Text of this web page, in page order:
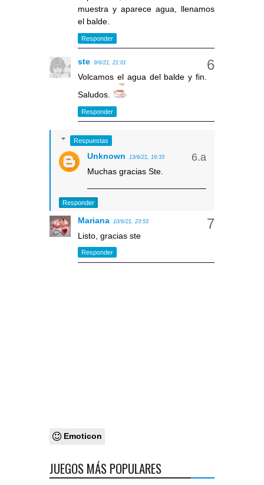
muestra y aparece agua, llenamos
el balde.
Responder
ste 9/6/21, 21:01
Volcamos el agua del balde y fin.
Saludos.
Responder
Respuestas
Unknown 13/6/21, 19:33
Muchas gracias Ste.
Responder
Mariana 10/6/21, 23:53
Listo, gracias ste
Responder
Emoticon
JUEGOS MÁS POPULARES